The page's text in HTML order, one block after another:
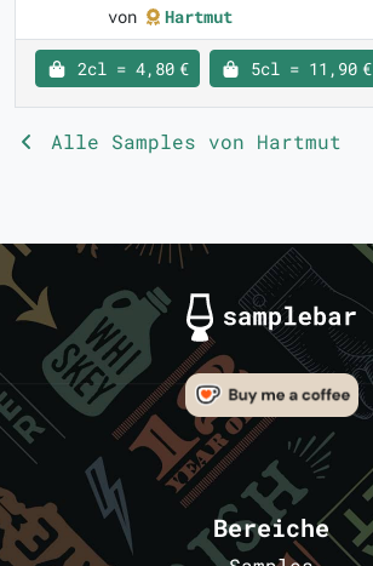
von
Hartmut
2cl = 4,80 € 5cl = 11,90 €
Alle Samples von Hartmut
Bereiche